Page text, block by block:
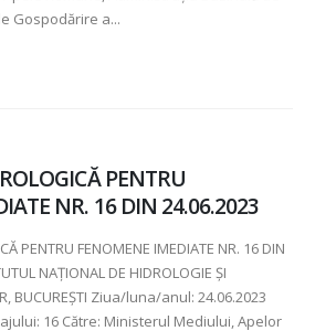
Gospodărire a...
PENTRU
NR. 16 DIN 24.06.2023
PENTRU FENOMENE IMEDIATE NR. 16 DIN
NAȚIONAL DE HIDROLOGIE ȘI
BUCUREȘTI Ziua/luna/anul: 24.06.2023
16 Către: Ministerul Mediului, Apelor